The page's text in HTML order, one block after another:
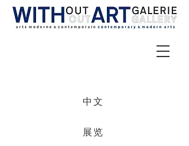
中文
展览